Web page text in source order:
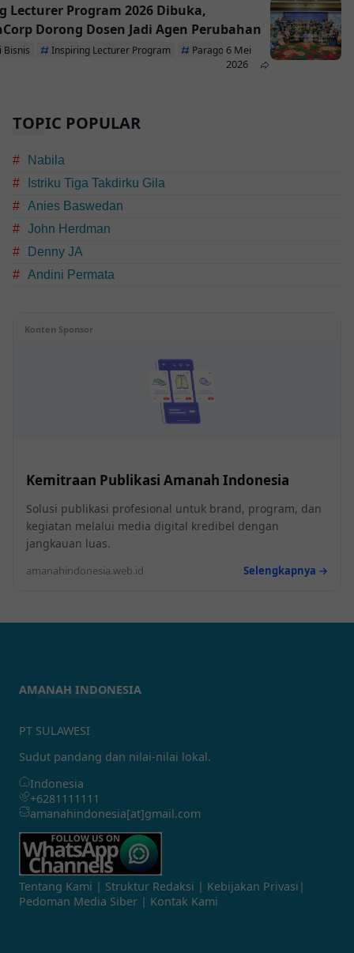
Lecturer Program 2026 Dibuka,
Dorong Dosen Jadi Agen Perubahan
Bisnis Inspiring Lecturer Program ParagonCorp
6 Mei
2026
TOPIC POPULAR
Nabila
Istriku Tiga Takdirku Gila
Anies Baswedan
John Herdman
Denny JA
Andini Permata
Konten Sponsor
Kemitraan Publikasi Amanah Indonesia
Solusi publikasi profesional untuk brand, program, dan
kegiatan melalui media digital kredibel dengan
jangkauan luas.
amanahindonesia.web.id Selengkapnya →
AMANAH INDONESIA
PT SULAWESI
Sudut pandang dan nilai-nilai lokal.
Indonesia
+6281111111
amanahindonesia[at]gmail.com
Tentang Kami | Struktur Redaksi | Kebijakan Privasi |
Pedoman Media Siber | Kontak Kami